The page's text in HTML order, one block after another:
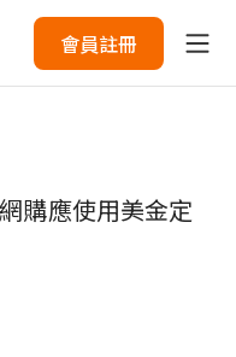
會員註冊
購應使用美金定